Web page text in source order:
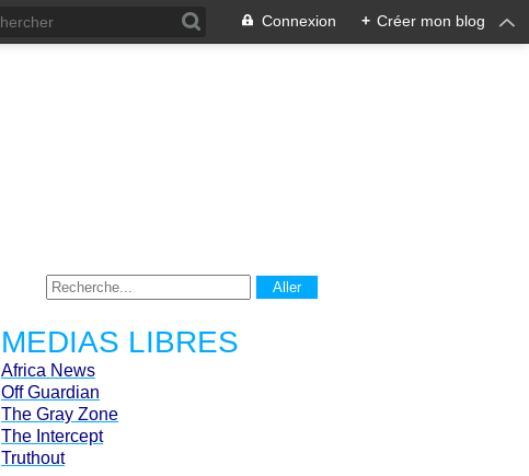
Connexion + Créer mon blog
MEDIAS LIBRES
Africa News
Off Guardian
The Gray Zone
The Intercept
Truthout